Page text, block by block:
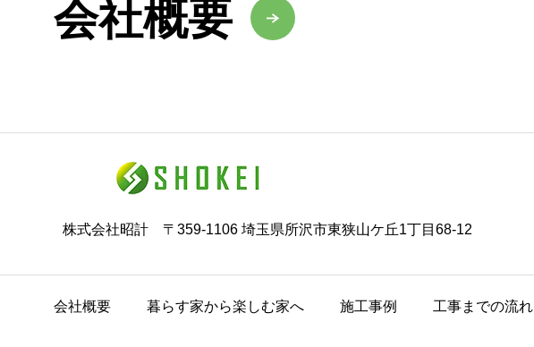
会社概要
株式会社昭計 〒359-1106 埼玉県所沢市東狭山ケ丘1丁目68-12
会社概要 暮らす家から楽しむ家へ 施工事例 工事までの流れ